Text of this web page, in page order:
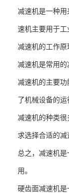
减速机是一种
速机主要用于工
减速机的工作
减速机是常用的
减速机的主要
了机械设备的运
减速机的种类
求选择合适的减
总之，减速机
用。
硬齿面减速机是